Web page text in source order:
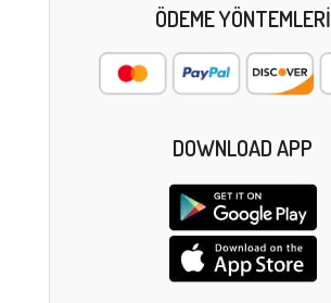
ÖDEME YÖNTEMLERI
DOWNLOAD APP